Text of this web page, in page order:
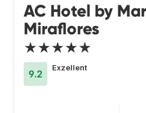
AC Hotel by
Miraflores
★★★★★
9.2
Exzellent